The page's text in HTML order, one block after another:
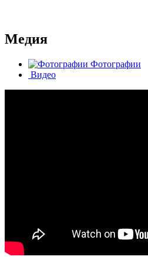
Медия
Фотографии
Видео